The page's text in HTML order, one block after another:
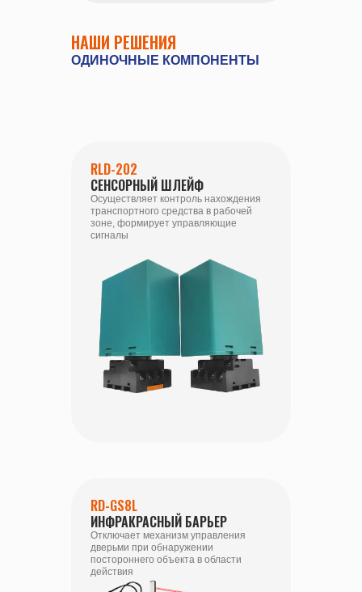
НАШИ РЕШЕНИЯ
ОДИНОЧНЫЕ КОМПОНЕНТЫ
RD-GS8L
ИНФРАКРАСНЫЙ БАРЬЕР
Отключает механизм управления
дверьми при обнаружении
постороннего объекта в области
действия
RLD-202
СЕНСОРНЫЙ ШЛЕЙФ
Осуществляет контроль нахождения
транспортного средства в рабочей
зоне, формирует управляющие
сигналы